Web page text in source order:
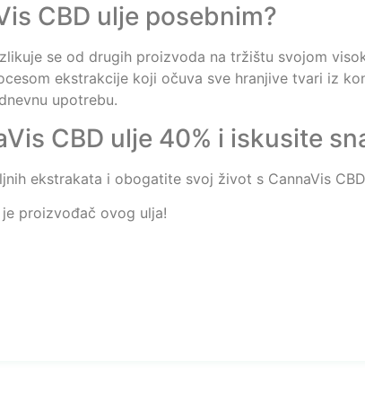
CBD ulje posebnim?
se od drugih proizvoda na tržištu svojom
ekstrakcije koji očuva sve hranjive tvari iz
upotrebu.
CBD ulje 40% i iskusite
ekstrakata i obogatite svoj život s CannaVis
proizvođač ovog ulja!